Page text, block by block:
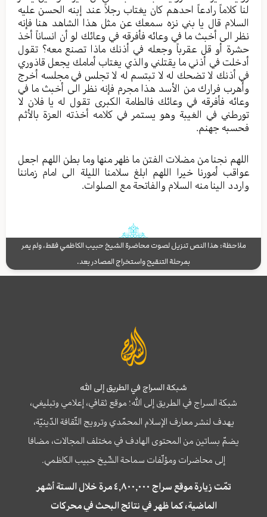
لنا کلاماً رادعاً احدهم کان یغتاب رجلاً عند إبنه الحسن علیه
السلام قال یا بني نزه سمعك عن مثل هذا الشاهد هنا فإنه
نظر الی أخبث ما في وعائه فأفرقه في وعائك لو أن انساناً أخذ
حشرة أو قل عقرباً وجعله في أذنك ماذا تصنع معه؟ تقول
أدخلت في أذني ما یقتلني والذي يغتاب أمامك يجعل قاذوري
في أذنك لا تضحك له لا تبتسم له لا تجلس في مجلسه أخرج
وأهرب فرارك من الأسد هذا مجرم فإنه نظر الی أخبث ما في
وعائه فأفرقه في وعائك فالطامة الکبری تقول له یا فلان لا
تورطني في الغیبة وهو یستمر في كلامه أخذته العزة بالأثم
فحسبه جهنم.
اللهم نجنا من مضلات الفتن ما ظهر منها وما بطن اللهم اجعل
عواقب أمورنا خیرا اللهم ابلغ سلامنا اللیلة الی امام زماننا
واردد الینا منه السلام والفاتحة مع الصلوات.
ملاحظة: هذا النص تنزيل لصوت محاضرة الشيخ حبيب الكاظمي فقط، ولم يمر
بمرحلة التنقيح واستخراج المصادر بعد.
شبكة السراج في الطريق إلى الله
شبكة السراج في الطريق إلى الله؛ موقع ثقافي، إعلامي وتبليغي،
يهدف لنشر معارف الإسلام المحمّدي وترويج الثّقافة الدّينيّة،
يضمّ بساتين من المحتوى الهادف في مختلف المجالات، مضافا
إلى محاضرات ومؤلّفات سماحة الشّيخ حبيب الكاظمي.
تمّت زيارة موقع سراج ٤,٨٠٠,٠٠٠ مرة خلال الستة أشهر
الماضية، كما ظهر في نتائج البحث في محركات